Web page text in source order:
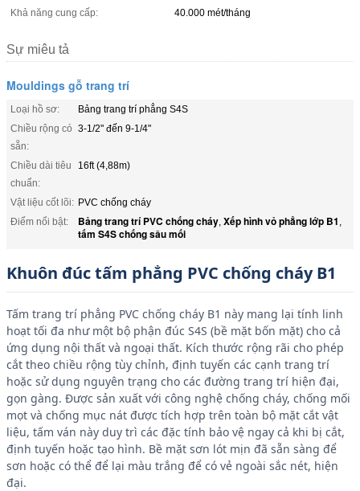
Khả năng cung cấp:
40.000 mét/tháng
Sự miêu tả
Mouldings gỗ trang trí
Loại hồ sơ:
Bảng trang trí phẳng S4S
Chiều rộng có
sẵn:
3-1/2" đến 9-1/4"
Chiều dài tiêu
chuẩn:
16ft (4,88m)
Vật liệu cốt lõi: PVC chống cháy
Điểm nổi bật:
Bảng trang trí PVC chống cháy, Xếp hình vỏ phẳng lớp B1 ,
tấm S4S chống sâu mối
Khuôn đúc tấm phẳng PVC chống cháy B1
Tấm trang trí phẳng PVC chống cháy B1 này mang lại tính linh
hoạt tối đa như một bộ phận đúc S4S (bề mặt bốn mặt) cho cả
ứng dụng nội thất và ngoại thất. Kích thước rộng rãi cho phép
cắt theo chiều rộng tùy chỉnh, định tuyến các cạnh trang trí
hoặc sử dụng nguyên trạng cho các đường trang trí hiện đại,
gọn gàng. Được sản xuất với công nghệ chống cháy, chống mối
mọt và chống mục nát được tích hợp trên toàn bộ mặt cắt vật
liệu, tấm ván này duy trì các đặc tính bảo vệ ngay cả khi bị cắt,
định tuyến hoặc tạo hình. Bề mặt sơn lót mịn đã sẵn sàng để
sơn hoặc có thể để lại màu trắng để có vẻ ngoài sắc nét, hiện
đại.